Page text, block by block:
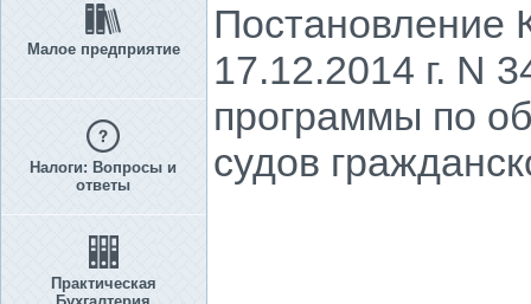
Малое предприятие
Налоги: Вопросы и
ответы
Практическая
Постановление
17.12.2014 г. N
программы по
судов